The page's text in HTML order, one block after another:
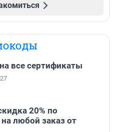
все сертификаты
20% по
любой заказ от